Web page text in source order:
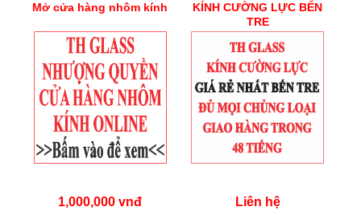
Mở cửa hàng nhôm kính
1,000,000 vnđ
KÍNH CƯỜNG LỰC BẾN
TRE
Liên hệ